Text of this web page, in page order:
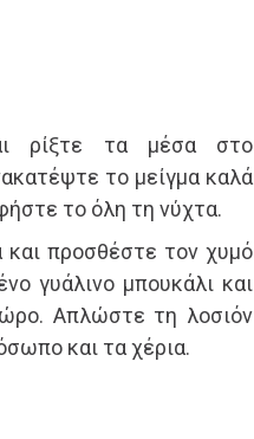
ρίξτε τα μέσα στο
το μείγμα καλά
το όλη τη νύχτα.
και προσθέστε τον χυμό
γυάλινο μπουκάλι και
Απλώστε τη λοσιόν
και τα χέρια.